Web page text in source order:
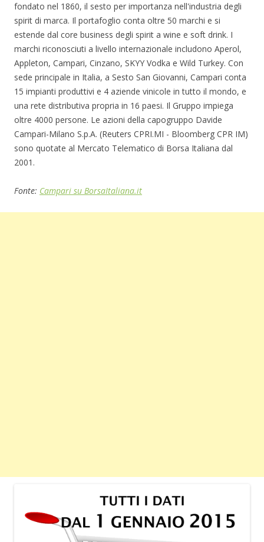
fondato nel 1860, il sesto per importanza nell'industria degli
spirit di marca. Il portafoglio conta oltre 50 marchi e si
estende dal core business degli spirit a wine e soft drink. I
marchi riconosciuti a livello internazionale includono Aperol,
Appleton, Campari, Cinzano, SKYY Vodka e Wild Turkey. Con
sede principale in Italia, a Sesto San Giovanni, Campari conta
15 impianti produttivi e 4 aziende vinicole in tutto il mondo, e
una rete distributiva propria in 16 paesi. Il Gruppo impiega
oltre 4000 persone. Le azioni della capogruppo Davide
Campari-Milano S.p.A. (Reuters CPRI.MI - Bloomberg CPR IM)
sono quotate al Mercato Telematico di Borsa Italiana dal
2001.
Fonte: Campari su BorsaItaliana.it